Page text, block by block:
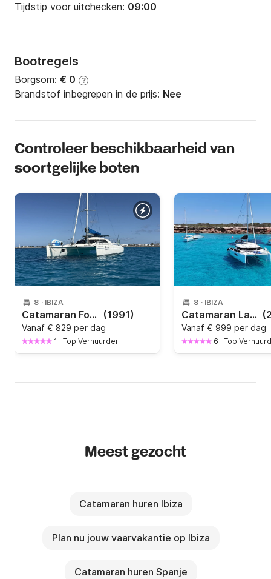
Tijdstip voor uitchecken: 09:00
Bootregels
Borgsom: € 0 ?
Brandstof inbegrepen in de prijs: Nee
Controleer beschikbaarheid van
soortgelijke boten
8 · IBIZA
Catamaran Fontain Pajot Fidji 39 11.96m (1991)
Vanaf € 829 per dag
1 · Top Verhuurder
8 · IBIZA
Catamaran Lagoon 40 12m
Vanaf € 999 per dag
6 · Top
Meest gezocht
Catamaran huren Ibiza
Plan nu jouw vaarvakantie op Ibiza
Catamaran huren Spanje